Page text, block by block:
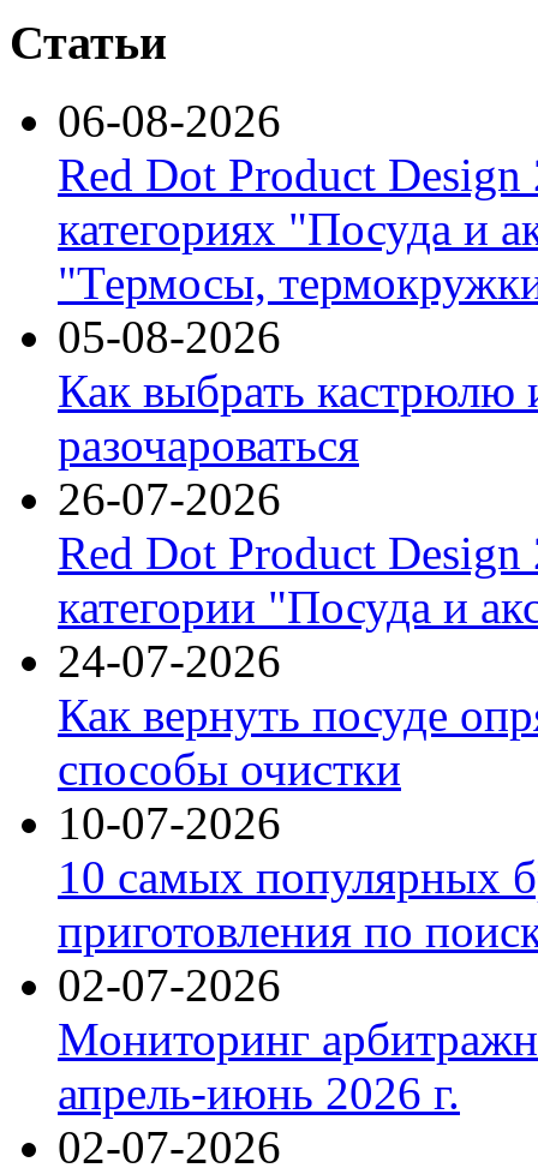
Статьи
06-08-2026
Red Dot Product Design
категориях "Посуда и
"Термосы,
05-08-2026
Как выбрать кастрюлю
разочароваться
26-07-2026
Red Dot Product Design
категории "Посуда и
24-07-2026
Как вернуть посуде
способы очистки
10-07-2026
10 самых популярных
приготовления по
02-07-2026
Мониторинг
апрель-июнь 2026 г.
02-07-2026